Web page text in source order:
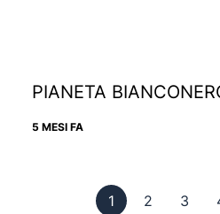
PIANETA
5 MESI FA
1 Pagina 1
2 Pagina 2
3